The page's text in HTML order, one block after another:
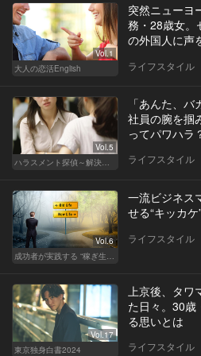
Vol.1
大人の恋活English
突然ニューヨ
務・28歳女。
の外国人に声
ライフスタイル
Vol.5
ハラスメント探偵～解決編～
「あんた、
社員の腕を掴
ってパワハラ
ライフスタイル
Vol.6
成功者が実践する “稼ぎ生活”
一流ビジネス
せる“キッカ
ライフスタイル
Vol.17
東京独身白書2024
上京後、タ
た日々。30歳
る思いとは
ライフスタイル